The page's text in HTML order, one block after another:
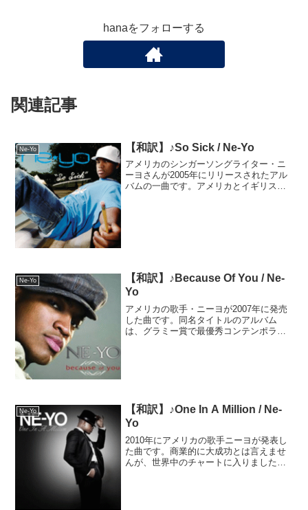
hanaをフォローする
関連記事
Ne-Yo 【和訳】♪So Sick / Ne-Yo
アメリカのシンガーソングライター・ニ
ーヨさんが2005年にリリースされたアル
バムの一曲です。アメリカとイギリスそ
Ne-Yo
【和訳】♪Because Of You / Ne-
Yo
アメリカの歌手・ニーヨが2007年に発売
した曲です。同名タイトルのアルバム
は、グラミー賞で最優秀コンテンポラリ
Ne-Yo
【和訳】♪One In A Million / Ne-
Yo
2010年にアメリカの歌手ニーヨが発表し
た曲です。商業的に大成功とは言えませ
んが、世界中のチャートに入りました。